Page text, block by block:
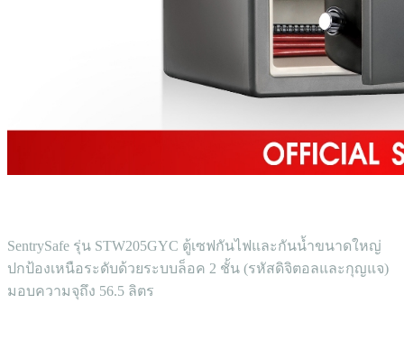
SentrySafe รุ่น STW205GYC ตู้เซฟกันไฟและกันน้ำขนาดใหญ่
ปกป้องเหนือระดับด้วยระบบล็อค 2 ชั้น (รหัสดิจิตอลและกุญแจ)
มอบความจุถึง 56.5 ลิตร